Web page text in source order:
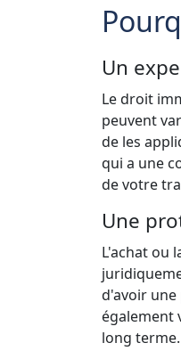
Un
Le droit
peuvent
de les
qui a une
de votre
Une
L'achat ou
d'avoir
également
long terme.